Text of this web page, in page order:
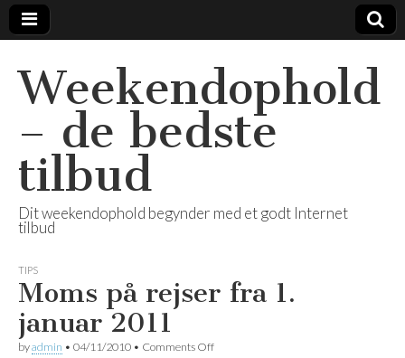
Weekendophold
– de bedste
tilbud
Dit weekendophold begynder med et godt Internet
tilbud
TIPS
Moms på rejser fra 1.
januar 2011
byadmin • 04/11/2010 • Comments Off